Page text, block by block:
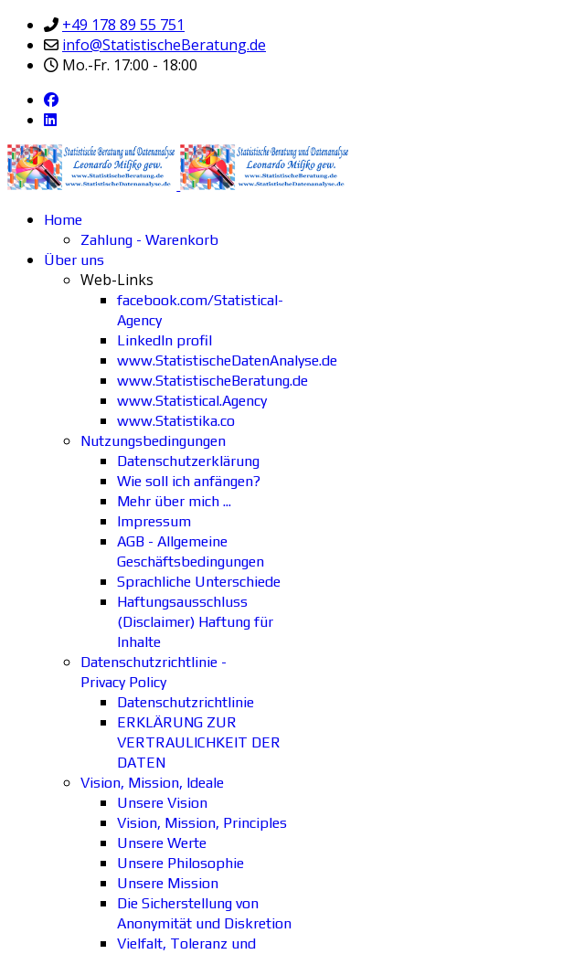
+49 178 89 55 751
info@StatistischeBeratung.de
Mo.-Fr. 17:00 - 18:00
Home
Zahlung - Warenkorb
Über uns
Web-Links
facebook.com/Statistical-
Agency
LinkedIn profil
www.StatistischeDatenAnalyse.de
www.StatistischeBeratung.de
www.Statistical.Agency
www.Statistika.co
Nutzungsbedingungen
Datenschutzerklärung
Wie soll ich anfängen?
Mehr über mich ...
Impressum
AGB - Allgemeine
Geschäftsbedingungen
Sprachliche Unterschiede
Haftungsausschluss
(Disclaimer) Haftung für
Inhalte
Datenschutzrichtlinie -
Privacy Policy
Datenschutzrichtlinie
ERKLÄRUNG ZUR
VERTRAULICHKEIT DER
DATEN
Vision, Mission, Ideale
Unsere Vision
Vision, Mission, Principles
Unsere Werte
Unsere Philosophie
Unsere Mission
Die Sicherstellung von
Anonymität und Diskretion
Vielfalt, Toleranz und